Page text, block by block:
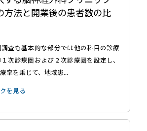
方法と開業後の患者数の比
査も基本的な部分では他の科目の診療
次診療圏および２次診療圏を設定し、
率を乗じて、地域患…
を見る